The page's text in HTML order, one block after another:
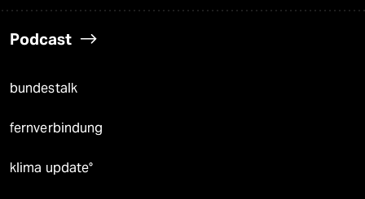
Podcast
bundestalk
fernverbindung
klima update°